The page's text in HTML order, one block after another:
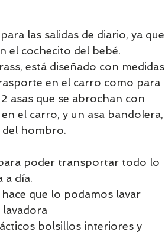
las salidas de diario, ya que
el cochecito del bebé.
está diseñado con medidas
en el carro como para
asas que se abrochan con
el carro, y un asa bandolera,
del hombro.
poder transportar todo lo
a día.
que lo podamos lavar
bolsillos interiores y